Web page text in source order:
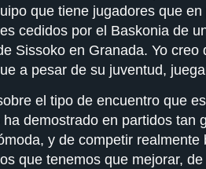
que tiene jugadores que
cedidos por el Baskonia de
Sissoko en Granada. Yo
a pesar de su juventud,
el tipo de encuentro que
demostrado en partidos
y de competir
que tenemos que mejorar,